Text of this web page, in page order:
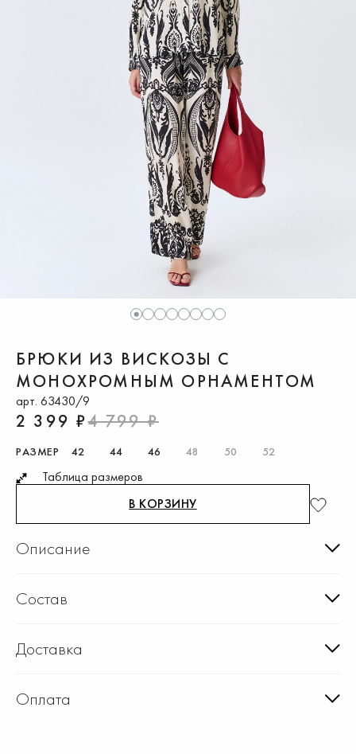
1 2 3 4 5 6 7 8
БРЮКИ ИЗ ВИСКОЗЫ С
МОНОХРОМНЫМ ОРНАМЕНТОМ
арт. 63430/9
2 399 ₽4 799 ₽
РАЗМЕР 42 44 46 48 50 52
Таблица размеров
В КОРЗИНУ
Описание
Состав
Доставка
Оплата